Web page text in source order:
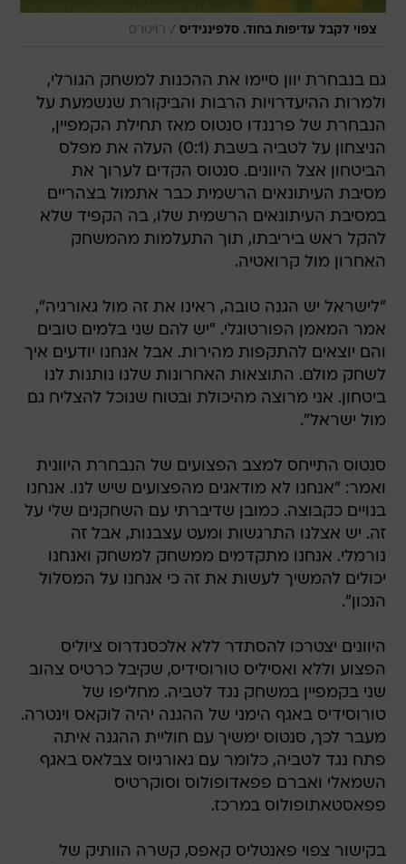
צפוי לקבל עדיפות בחוד. סלפינגידיס / רויטרס
גם בנבחרת יוון סיימו את ההכנות למשחק הגורלי,
ולמרות ההיעדרויות הרבות והביקורת שנשמעת על
הנבחרת של פרננדו סנטוס מאז תחילת הקמפיין,
הניצחון על לטביה בשבת (0:1) העלה את מפלס
הביטחון אצל היוונים. סנטוס הקדים לערוך את
מסיבת העיתונאים הרשמית כבר אתמול בצהריים
במסיבת העיתונאים הרשמית שלו, בה הקפיד שלא
להקל ראש ביריבתו, תוך התעלמות מהמשחק
האחרון מול קרואטיה.
"לישראל יש הגנה טובה, ראינו את זה מול גאורגיה",
אמר המאמן הפורטוגלי. "יש להם שני בלמים טובים
והם יוצאים להתקפות מהירות. אבל אנחנו יודעים איך
לשחק מולם. התוצאות האחרונות שלנו נותנות לנו
ביטחון. אני מרוצה מהיכולת ובטוח שנוכל להצליח גם
מול ישראל".
סנטוס התייחס למצב הפצועים של הנבחרת היוונית
ואמר: "אנחנו לא מודאגים מהפצועים שיש לנו. אנחנו
בנויים כקבוצה. כמובן שדיברתי עם השחקנים שלי על
זה. יש אצלנו התרגשות ומעט עצבנות, אבל זה
נורמלי. אנחנו מתקדמים ממשחק למשחק ואנחנו
יכולים להמשיך לעשות את זה כי אנחנו על המסלול
הנכון".
היוונים יצטרכו להסתדר ללא אלכסנדרוס ציוליס
הפצוע וללא ואסיליס טורוסידיס, שקיבל כרטיס צהוב
שני בקמפיין במשחק נגד לטביה. מחליפו של
טורוסידיס באגף הימני של ההגנה יהיה לוקאס וינטרה.
מעבר לכך, סנטוס ימשיך עם חוליית ההגנה איתה
פתח נגד לטביה, כלומר עם גאורגיוס צבלאס באגף
השמאלי ואברם פפאדופולוס וסוקרטיס
פפאסטאתופולוס במרכז.
בקישור צפוי פאנטליס קאפס, קשרה הוותיק של